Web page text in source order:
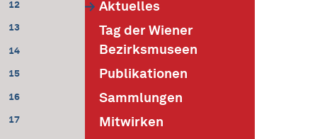
12
13
14
15
16
17
Aktuelles
Tag der Wiener
Bezirksmuseen
Publikationen
Sammlungen
Mitwirken